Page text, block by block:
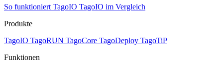
So funktioniert TagoIO TagoIO im Vergleich
Produkte
TagoIO TagoRUN TagoCore TagoDeploy TagoTiP
Funktionen